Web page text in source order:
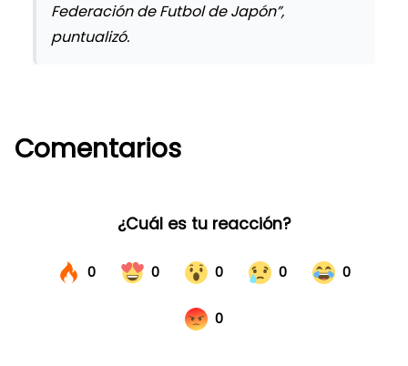
Federación de Futbol de Japón”,
puntualizó.
Comentarios